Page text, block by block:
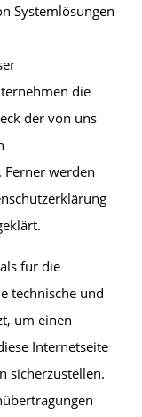
Systemlösungen
die
der von uns
werden
für die
technische und
um einen
Internetseite
sicherzustellen.